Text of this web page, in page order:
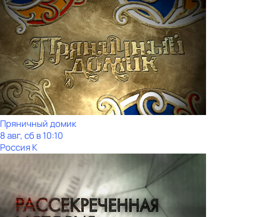
Пряничный домик
8 авг, сб в 10:10
Россия К